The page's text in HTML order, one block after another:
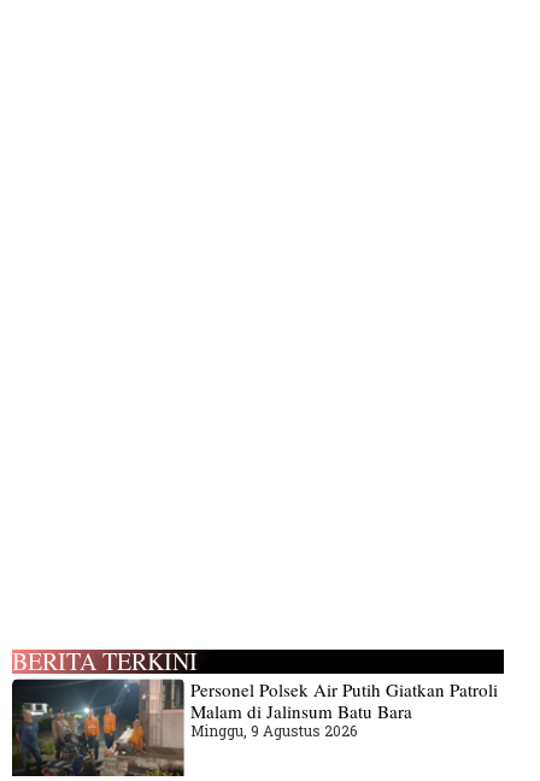
BERITA TERKINI
Personel Polsek Air Putih Giatkan Patroli
Malam di Jalinsum Batu Bara
Minggu, 9 Agustus 2026